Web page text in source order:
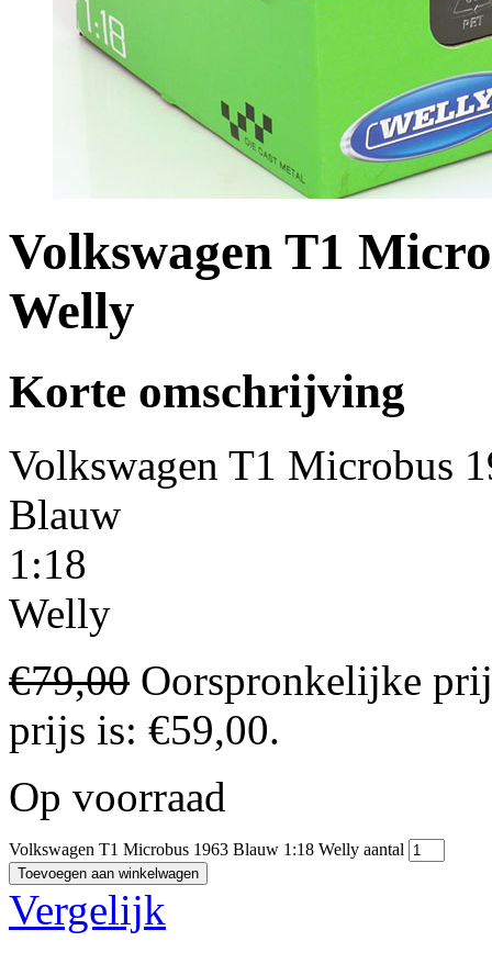
Volkswagen T1
Welly
Korte omschrijving
Volkswagen T1 Microbus
Blauw
1:18
Welly
€79,00 Oorspronkelijke
prijs is: €59,00.
Op voorraad
Volkswagen T1 Microbus 1963 Blauw 1:18 Welly aantal
Toevoegen aan winkelwagen
Vergelijk